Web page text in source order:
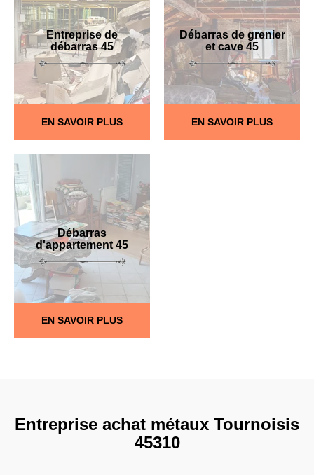
Entreprise de
débarras 45
EN SAVOIR PLUS
Débarras de grenier
et cave 45
EN SAVOIR PLUS
Débarras
d'appartement 45
EN SAVOIR PLUS
Entreprise achat métaux Tournoisis
45310